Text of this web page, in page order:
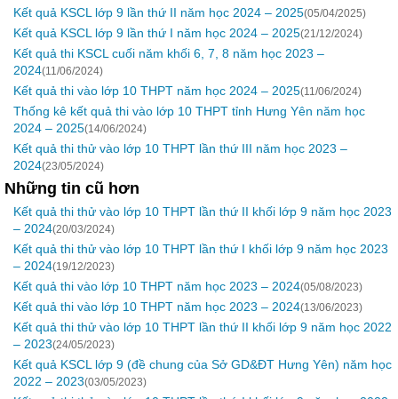
Kết quả KSCL lớp 9 lần thứ II năm học 2024 – 2025(05/04/2025)
Kết quả KSCL lớp 9 lần thứ I năm học 2024 – 2025(21/12/2024)
Kết quả thi KSCL cuối năm khối 6, 7, 8 năm học 2023 –
2024(11/06/2024)
Kết quả thi vào lớp 10 THPT năm học 2024 – 2025(11/06/2024)
Thống kê kết quả thi vào lớp 10 THPT tỉnh Hưng Yên năm học
2024 – 2025(14/06/2024)
Kết quả thi thử vào lớp 10 THPT lần thứ III năm học 2023 –
2024(23/05/2024)
Những tin cũ hơn
Kết quả thi thử vào lớp 10 THPT lần thứ II khối lớp 9 năm học 2023
– 2024(20/03/2024)
Kết quả thi thử vào lớp 10 THPT lần thứ I khối lớp 9 năm học 2023
– 2024(19/12/2023)
Kết quả thi vào lớp 10 THPT năm học 2023 – 2024(05/08/2023)
Kết quả thi vào lớp 10 THPT năm học 2023 – 2024(13/06/2023)
Kết quả thi thử vào lớp 10 THPT lần thứ II khối lớp 9 năm học 2022
– 2023(24/05/2023)
Kết quả KSCL lớp 9 (đề chung của Sở GD&ĐT Hưng Yên) năm học
2022 – 2023(03/05/2023)